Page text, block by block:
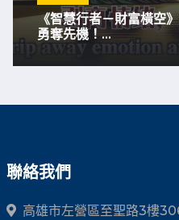
《智慧行者－財富橫空
勇奪先機！...
聯絡我們
高雄市左營區至聖路3樓